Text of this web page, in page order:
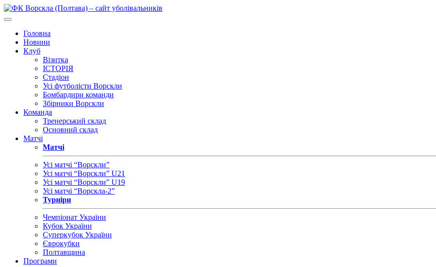
Головна
Новини
Клуб
Візитка
ІСТОРІЯ
Стадіон
Усі футболісти Ворскли
Бомбардири команди
Збірники Ворскли
Команда
Тренерський склад
Основний склад
Матчі
Матчі
Усі матчі “Ворскли”
Усі матчі “Ворскли” U21
Усі матчі “Ворскли” U19
Усі матчі “Ворскла-2”
Турніри
Чемпіонат України
Кубок України
Суперкубок України
Єврокубки
Полтавщина
Програми